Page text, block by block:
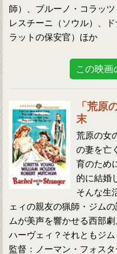
師）、ブルーノ・コラッ
レスチーニ（ソウル）、
ラットの保安官）ほか
この映画
「荒原
末
荒原の女
の妻を亡
育のため
的に結婚
そんな生
ェィの親友の猟師・ジム
ムが美声を響かせる西部
ハーヴェィ？それともジム
監督：ノーマン・フォス